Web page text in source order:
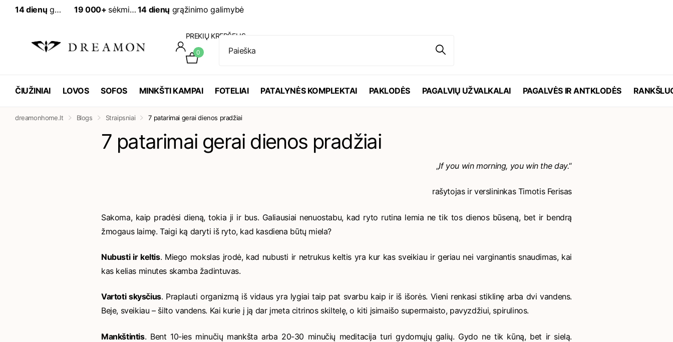
14 dienų grąžinimo galimybė 19 000+ sėkmingai įvykdytų užsakymų
PREKIŲ KREPŠELIS
0
ČIUŽINIAI LOVOS SOFOS MINKŠTI KAMPAI FOTELIAI PATALYNĖS KOMPLEKTAI PAKLODĖS PAGALVIŲ UŽVALKALAI PAGALVĖS IR ANTKLODĖS
dreamonhome.lt Blogs Straipsniai 7 patarimai gerai dienos pradžiai
7 patarimai gerai dienos pradžiai
„If you win morning, you win the day.“
rašytojas ir verslininkas Timotis Ferisas
Sakoma, kaip pradėsi dieną, tokia ji ir bus. Galiausiai nenuostabu, kad ryto rutina lemia ne tik tos dienos būseną, bet ir bendrą
žmogaus laimę. Taigi ką daryti iš ryto, kad kasdiena būtų miela?
Nubusti ir keltis. Miego mokslas įrodė, kad nubusti ir netrukus keltis yra kur kas sveikiau ir geriau nei varginantis snaudimas, kai
kas kelias minutes skamba žadintuvas.
Vartoti skysčius. Praplauti organizmą iš vidaus yra lygiai taip pat svarbu kaip ir iš išorės. Vieni renkasi stiklinę arba dvi vandens.
Beje, sveikiau – šilto vandens. Kai kurie į ją dar įmeta citrinos skiltelę, o kiti įsimaišo supermaisto, pavyzdžiui, spirulinos.
Mankštintis. Bent 10-ies minučių mankšta arba 20-30 minučių meditacija turi gydomųjų galių. Gydo ne tik kūną, bet ir sielą.